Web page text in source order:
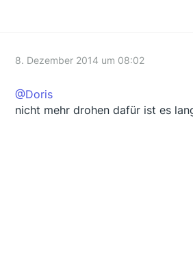
8. Dezember 2014 um 08:02
@Doris
nicht mehr drohen dafür ist es